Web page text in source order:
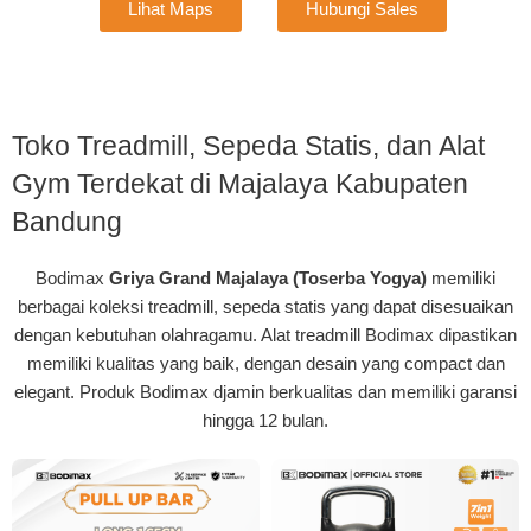
Lihat Maps Hubungi Sales
Toko Treadmill, Sepeda Statis, dan Alat
Gym Terdekat di Majalaya Kabupaten
Bandung
Bodimax Griya Grand Majalaya (Toserba Yogya) memiliki
berbagai koleksi treadmill, sepeda statis yang dapat disesuaikan
dengan kebutuhan olahragamu. Alat treadmill Bodimax dipastikan
memiliki kualitas yang baik, dengan desain yang compact dan
elegant. Produk Bodimax djamin berkualitas dan memiliki garansi
hingga 12 bulan.